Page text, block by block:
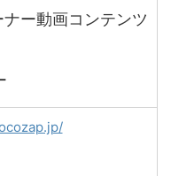
ー動画コンテンツ